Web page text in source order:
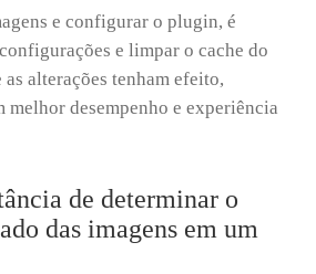
e configurar o plugin, é
e limpar o cache do
alterações tenham efeito,
desempenho e experiência
de determinar o
das imagens em um